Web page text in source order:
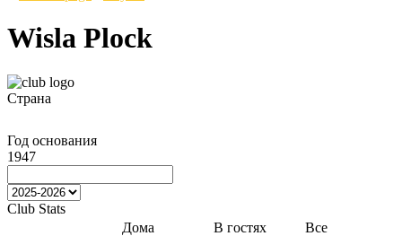
Wisla Plock
Страна
Год основания
1947
Club Stats
Дома
В гостях
Все